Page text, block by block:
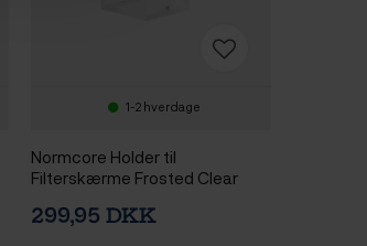
1-2 hverdage
Normcore Holder til
Filterskærme Frosted Clear
299,95 DKK